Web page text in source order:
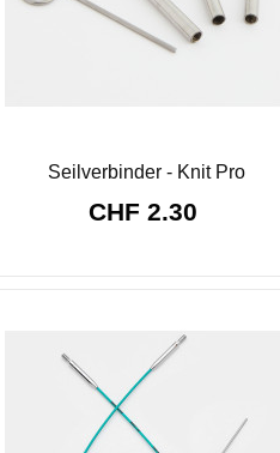
Seilverbinder - Knit Pro
CHF 2.30